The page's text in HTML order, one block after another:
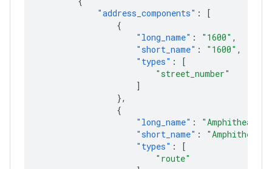
"address_components" :
[
{
"long_name" : "1600" ,
"short_name" : "1600" ,
"types" :
[
"street_number"
]
},
{
"long_name" :
"Amphitheatre
"short_name" :
"types" :
[
"route"